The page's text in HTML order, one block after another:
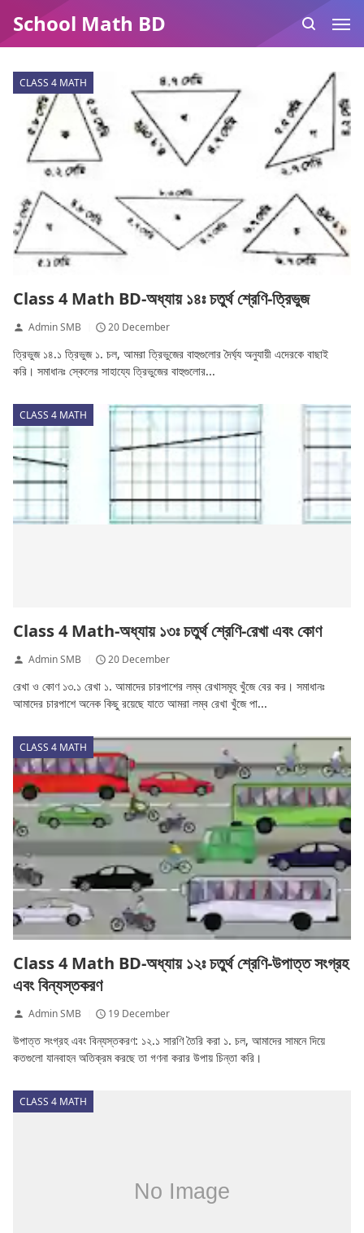
School Math BD
CLASS 4 MATH
Class 4 Math BD-অধ্যায় ১৪ঃ চতুর্থ শ্রেণি-ত্রিভুজ
Admin SMB 20 December
ত্রিভুজ ১৪.১ ত্রিভুজ ১. চল, আমরা ত্রিভুজের বাহুগুলোর দৈর্ঘ্য অনুযায়ী এদেরকে বাছাই
করি। সমাধানঃ স্কেলের সাহায্যে ত্রিভুজের বাহুগুলোর...
CLASS 4 MATH
Class 4 Math-অধ্যায় ১৩ঃ চতুর্থ শ্রেণি-রেখা এবং কোণ
Admin SMB 20 December
রেখা ও কোণ ১৩.১ রেখা ১. আমাদের চারপাশের লম্ব রেখাসমূহ খুঁজে বের কর। সমাধানঃ
আমাদের চারপাশে অনেক কিছু রয়েছে যাতে আমরা লম্ব রেখা খুঁজে পা...
CLASS 4 MATH
Class 4 Math BD-অধ্যায় ১২ঃ চতুর্থ শ্রেণি-উপাত্ত সংগ্রহ
এবং বিন্যস্তকরণ
Admin SMB 19 December
উপাত্ত সংগ্রহ এবং বিন্যস্তকরণ: ১২.১ সারণি তৈরি করা ১. চল, আমাদের সামনে দিয়ে
কতগুলো যানবাহন অতিক্রম করছে তা গণনা করার উপায় চিন্তা করি।
CLASS 4 MATH